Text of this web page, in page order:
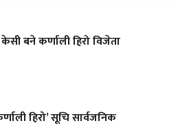
बने कर्णाली हिरो विजेता
हिरो’ सूचि सार्वजनिक